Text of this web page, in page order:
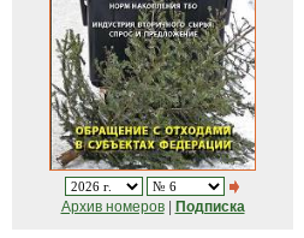
Архив номеров| Подписка